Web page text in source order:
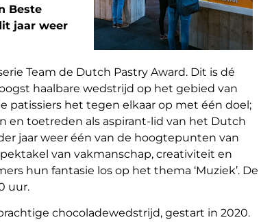
Beste
jaar weer
Team de Dutch Pastry Award. Dit is dé
haalbare wedstrijd op het gebied van
patissiers het tegen elkaar op met één doel;
en toetreden als aspirant-lid van het Dutch
jaar weer één van de hoogtepunten van
van vakmanschap, creativiteit en
hun fantasie los op het thema ‘Muziek’. De
uur.
chocoladewedstrijd, gestart in 2020.